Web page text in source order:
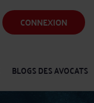
CONNEXION
BLOGS DES AVOCATS